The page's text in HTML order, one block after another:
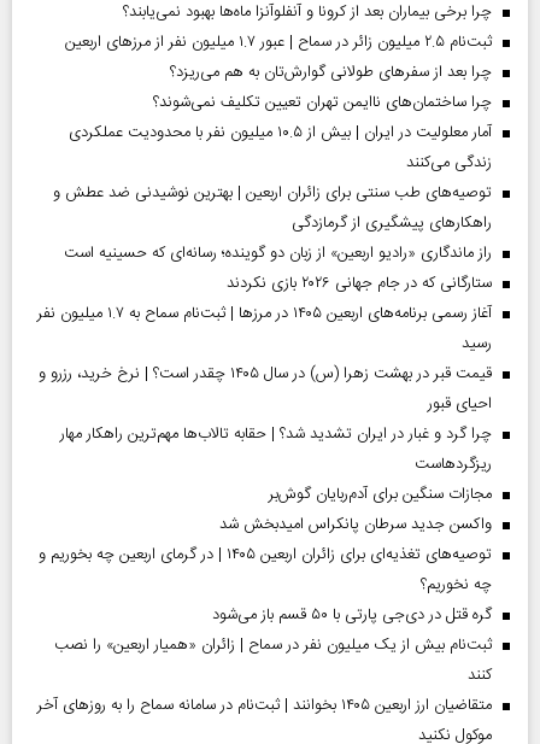
چرا برخی بیماران بعد از کرونا و آنفلوآنزا ماه‌ها بهبود نمی‌یابند؟
ثبت‌نام ۲.۵ میلیون زائر در سماح | عبور ۱.۷ میلیون نفر از مرز‌های اربعین
چرا بعد از سفرهای طولانی گوارش‌تان به هم می‌ریزد؟
چرا ساختمان‌های ناایمن تهران تعیین تکلیف نمی‌شوند؟
آمار معلولیت در ایران | بیش از ۱۰.۵ میلیون نفر با محدودیت عملکردی
زندگی می‌کنند
توصیه‌های طب سنتی برای زائران اربعین | بهترین نوشیدنی ضد عطش و
راهکارهای پیشگیری از گرمازدگی
راز ماندگاری «رادیو اربعین» از زبان دو گوینده؛ رسانه‌ای که حسینیه است
ستارگانی که در جام جهانی ۲۰۲۶ بازی نکردند
آغاز رسمی برنامه‌های اربعین ۱۴۰۵ در مرز‌ها | ثبت‌نام سماح به ۱.۷ میلیون نفر
رسید
قیمت قبر در بهشت زهرا (س) در سال ۱۴۰۵ چقدر است؟ | نرخ خرید، رزرو و
احیای قبور
چرا گرد و غبار در ایران تشدید شد؟ | حقابه تالاب‌ها مهم‌ترین راهکار مهار
ریزگردهاست
مجازات سنگین برای آدم‌ربایان گوش‌بر
واکسن جدید سرطان پانکراس امیدبخش شد
توصیه‌های تغذیه‌ای برای زائران اربعین ۱۴۰۵ | در گرمای اربعین چه بخوریم و
چه نخوریم؟
گره قتل در دی‌جی پارتی با ۵۰ قسم باز می‌شود
ثبت‌نام بیش از یک میلیون نفر در سماح | زائران «همیار اربعین» را نصب
کنند
متقاضیان ارز اربعین ۱۴۰۵ بخوانند | ثبت‌نام در سامانه سماح را به روز‌های آخر
موکول نکنید